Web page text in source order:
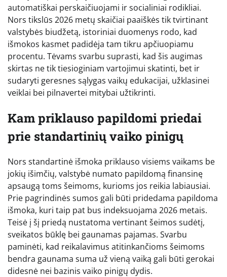
automatiškai perskaičiuojami ir socialiniai rodikliai.
Nors tikslūs 2026 metų skaičiai paaiškės tik tvirtinant
valstybės biudžetą, istoriniai duomenys rodo, kad
išmokos kasmet padidėja tam tikru apčiuopiamu
procentu. Tėvams svarbu suprasti, kad šis augimas
skirtas ne tik tiesioginiam vartojimui skatinti, bet ir
sudaryti geresnes sąlygas vaikų edukacijai, užklasinei
veiklai bei pilnavertei mitybai užtikrinti.
Kam priklauso papildomi priedai
prie standartinių vaiko pinigų
Nors standartinė išmoka priklauso visiems vaikams be
jokių išimčių, valstybė numato papildomą finansinę
apsaugą toms šeimoms, kurioms jos reikia labiausiai.
Prie pagrindinės sumos gali būti pridedama papildoma
išmoka, kuri taip pat bus indeksuojama 2026 metais.
Teisė į šį priedą nustatoma vertinant šeimos sudėtį,
sveikatos būklę bei gaunamas pajamas. Svarbu
paminėti, kad reikalavimus atitinkančioms šeimoms
bendra gaunama suma už vieną vaiką gali būti gerokai
didesnė nei bazinis vaiko pinigų dydis.